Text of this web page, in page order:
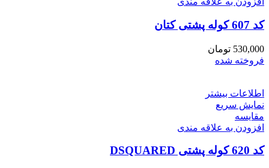
کد 607 کوله پشتی کتان
530,000 تومان
فروخته شده
اطلاعات بیشتر
نمایش سریع
مقايسه
افزودن به علاقه مندی
کد 620 کوله پشتی DSQUARED